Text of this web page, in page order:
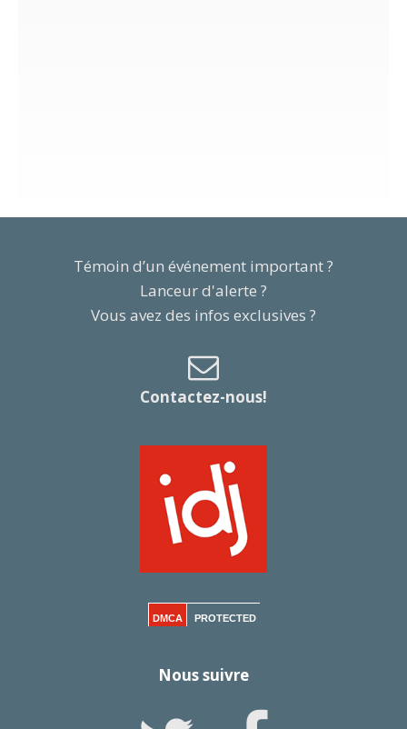
Témoin d’un événement important ?
Lanceur d'alerte ?
Vous avez des infos exclusives ?
Contactez-nous!
DMCA PROTECTED
Nous suivre